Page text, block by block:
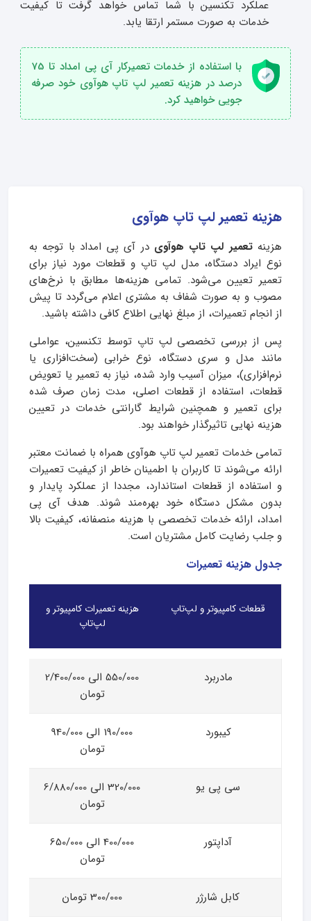
عملکرد تکنسین با شما تماس خواهد گرفت تا کیفیت
خدمات به صورت مستمر ارتقا یابد.
با استفاده از خدمات تعمیرکار آی پی امداد تا 75
درصد در هزینه تعمیر لپ تاپ هوآوی خود صرفه
جویی خواهید کرد.
هزینه تعمیر لپ تاپ هوآوی
هزینهتعمیر لپ تاپ هوآوی در آی‌ پی امداد با توجه به
نوع ایراد دستگاه، مدل لپ تاپ و قطعات مورد نیاز برای
تعمیر تعیین می‌شود. تمامی هزینه‌ها مطابق با نرخ‌های
مصوب و به صورت شفاف به مشتری اعلام می‌گردد تا پیش
از انجام تعمیرات، از مبلغ نهایی اطلاع کافی داشته باشید.
پس از بررسی تخصصی لپ تاپ توسط تکنسین، عواملی
مانند مدل و سری دستگاه، نوع خرابی (سخت‌افزاری یا
نرم‌افزاری)، میزان آسیب وارد شده، نیاز به تعمیر یا تعویض
قطعات، استفاده از قطعات اصلی، مدت زمان صرف شده
برای تعمیر و همچنین شرایط گارانتی خدمات در تعیین
هزینه نهایی تاثیرگذار خواهند بود.
تمامی خدمات تعمیر لپ تاپ هوآوی همراه با ضمانت معتبر
ارائه می‌شوند تا کاربران با اطمینان خاطر از کیفیت تعمیرات
و استفاده از قطعات استاندارد، مجددا از عملکرد پایدار و
بدون مشکل دستگاه خود بهره‌مند شوند. هدف آی‌ پی
امداد، ارائه خدمات تخصصی با هزینه منصفانه، کیفیت بالا
و جلب رضایت کامل مشتریان است.
جدول هزینه تعمیرات
قطعات کامپیوتر و لپ‌تاپ
هزینه تعمیرات کامپیوتر و
لپ‌تاپ
مادربرد
550/000 الی 2/400/000
تومان
کیبورد
190/000 الی 940/000
تومان
سی پی یو
320/000 الی 6/880/000
تومان
آداپتور
400/000 الی 650/000
تومان
کابل شارژر 300/000 تومان